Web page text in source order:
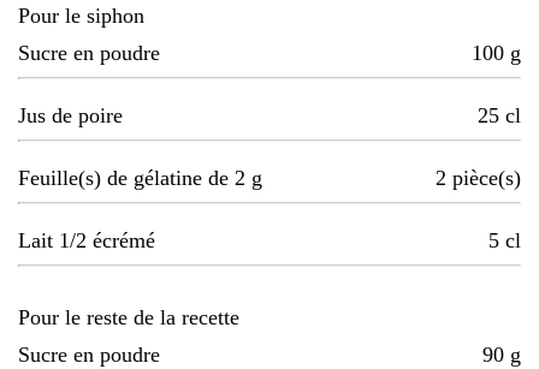
Pour le siphon
Sucre en poudre
100 g
Jus de poire 25 cl
Feuille(s) de gélatine de 2 g 2 pièce(s)
Lait 1/2 écrémé 5 cl
Pour le reste de la recette
Sucre en poudre
90 g